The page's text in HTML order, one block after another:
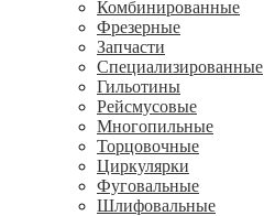
Комбинированные
Фрезерные
Запчасти
Специализированные
Гильотины
Рейсмусовые
Многопильные
Торцовочные
Циркулярки
Фуговальные
Шлифовальные